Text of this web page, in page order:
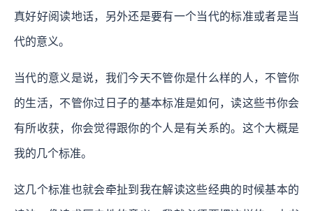
真好好阅读地话，另外还是要有一个当代的标准或者是当
代的意义。
当代的意义是说，我们今天不管你是什么样的人，不管你
的生活，不管你过日子的基本标准是如何，读这些书你会
有所收获，你会觉得跟你的个人是有关系的。这个大概是
我的几个标准。
这几个标准也就会牵扯到我在解读这些经典的时候基本的